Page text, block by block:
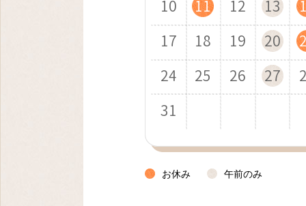
10
11 12 13
17
18 19 20
24
25 26 27
31
14
15 16 17
21
22 23 24
28
29 30
12
13 14 15
19
20 21 22
26
27 28 29
9
10 11 12
16
17 18 19
23
24 25 26
30
14
15 16 17
21
22 23 24
28
29 30 31
11
12 13 14
18
19 20 21
25
26 27 28
15
16 17 18
22
23 24 25
15
16 17 18
22
23 24 25
29
30 31
12
13 14 15
19
20 21 22
26
27 28 29
10
11 12 13
17
18 19 20
24
25 26 27
31
14
15 16 17
21
22 23 24
28
29 30
12
13 14 15
19
20 21 22
26
27 28 29
お休み 午前のみ